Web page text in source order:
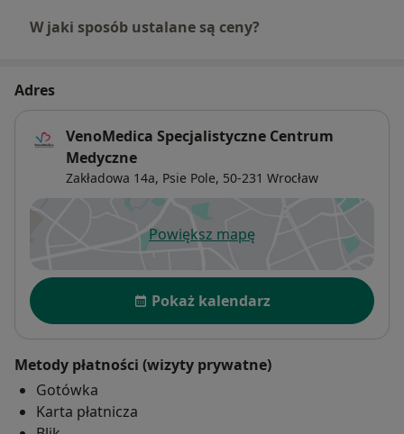
W jaki sposób ustalane są ceny?
Adres
VenoMedica Specjalistyczne Centrum
Medyczne
Zakładowa 14a, Psie Pole, 50-231 Wrocław
Powiększ mapęotwiera się w nowej karcie
Dostępność
Pokaż kalendarz
Metody płatności (wizyty prywatne)
Gotówka
Karta płatnicza